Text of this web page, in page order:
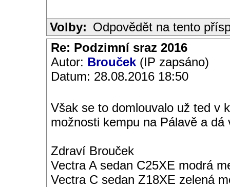
Volby: Odpovědět na tento
Re: Podzimní sraz 2016
Autor: Brouček (IP zapsáno)
Datum: 28.08.2016 18:50
Však se to domlouvalo už ted v
možnosti kempu na Pálavě a dá
Zdraví Brouček
Vectra A sedan C25XE modrá
Vectra C sedan Z18XE zelená